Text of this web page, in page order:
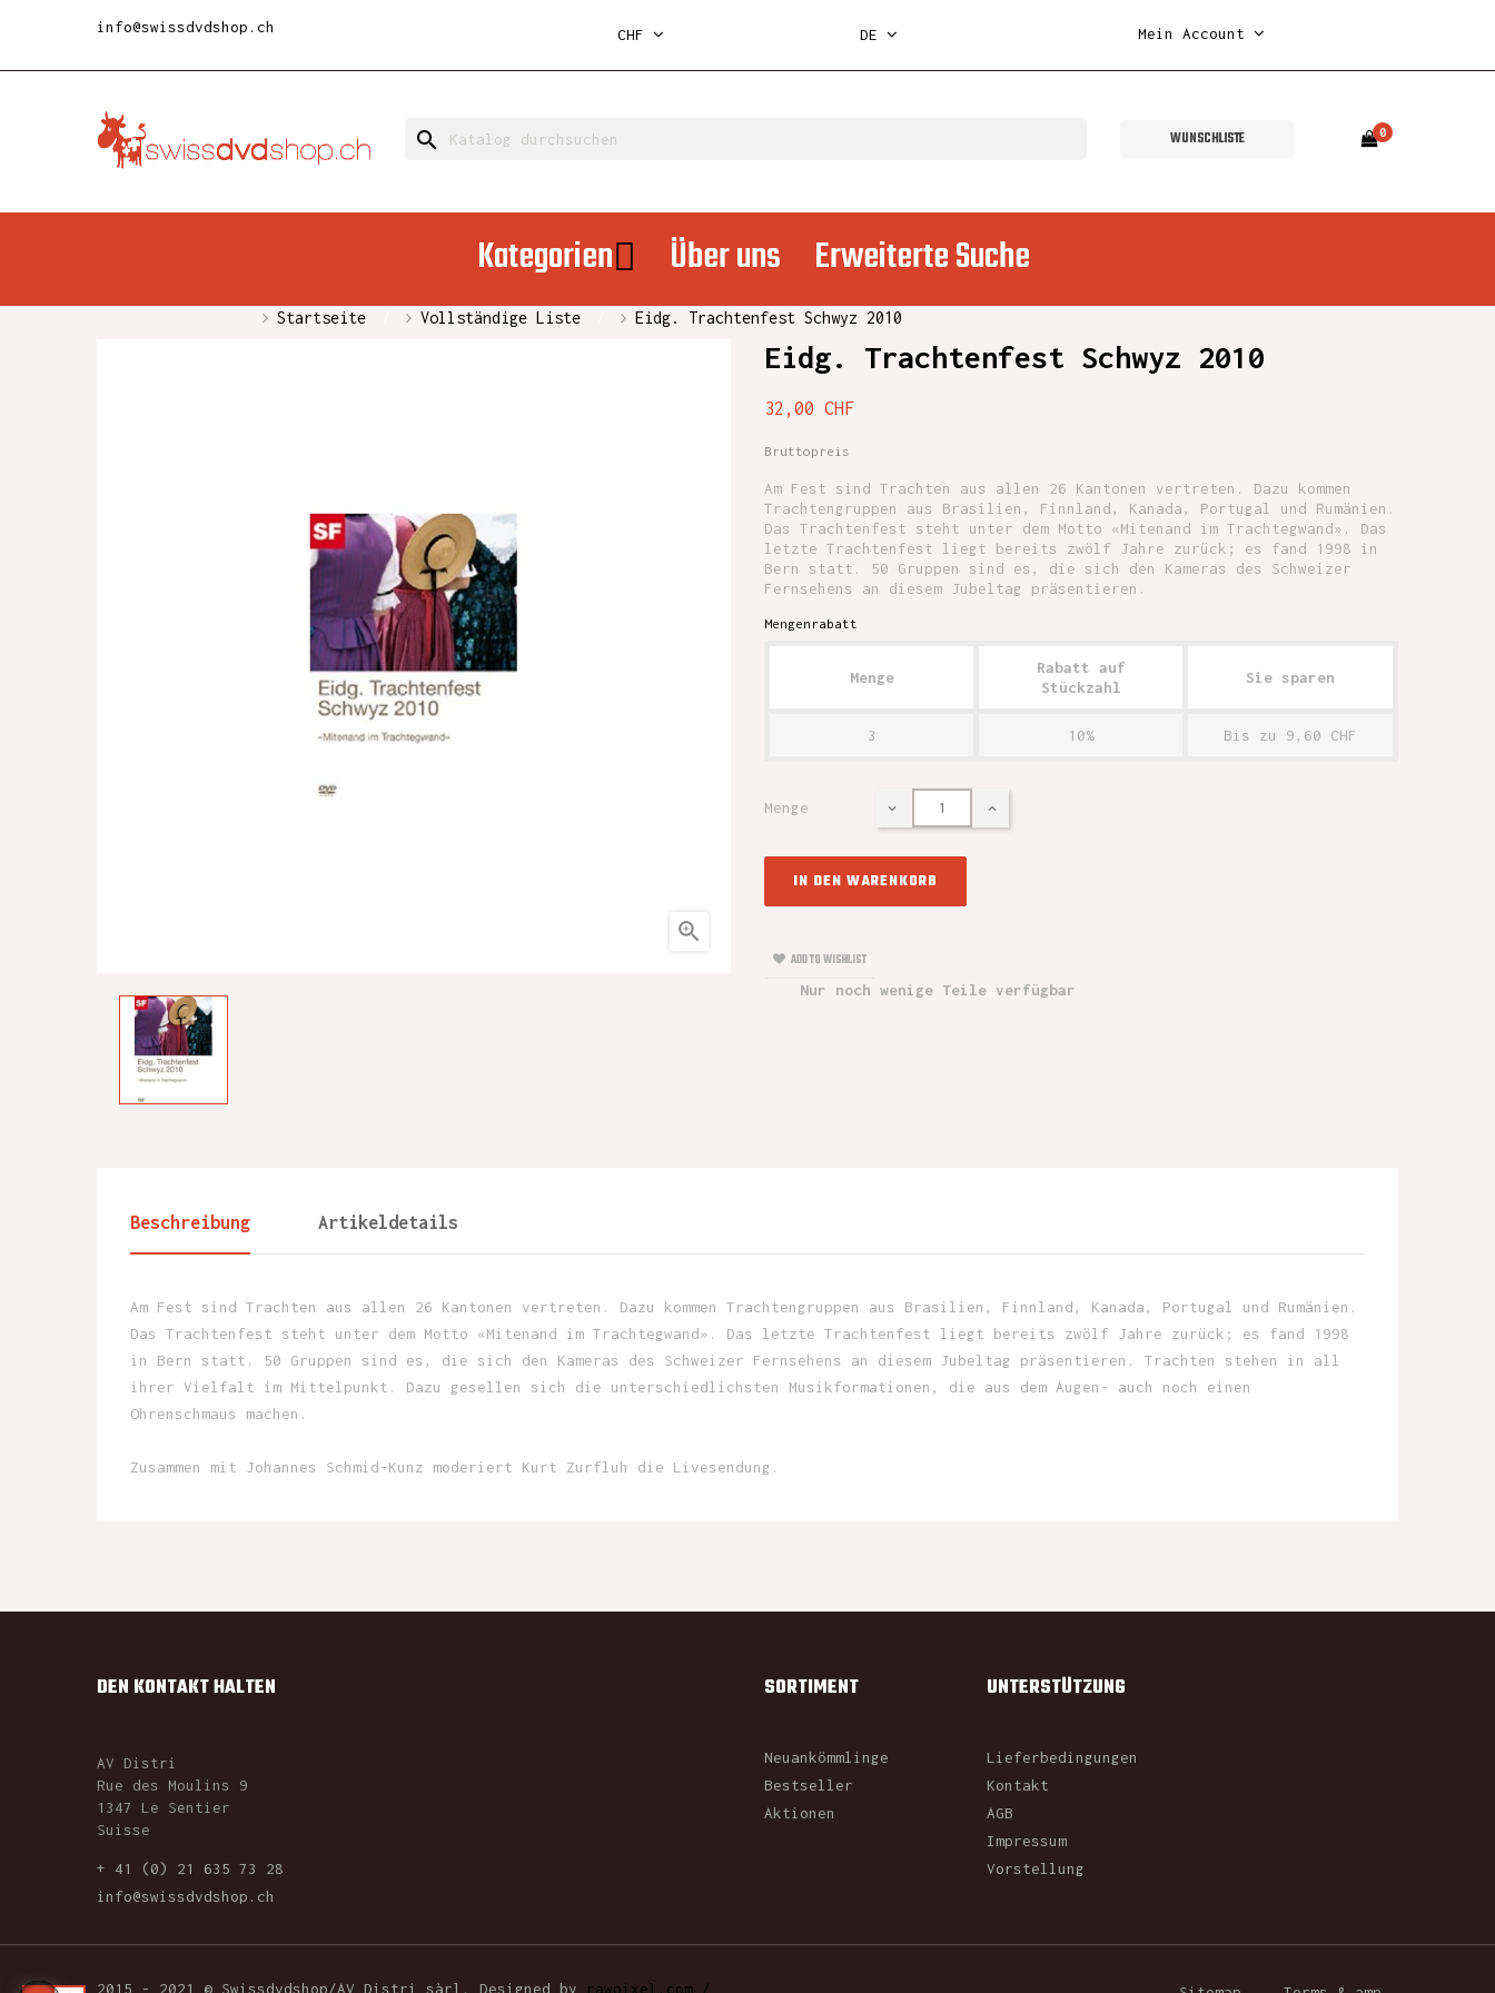
info@swissdvdshop.ch CHF DE Mein Account
search WUNSCHLISTE 0
Kategorien Über uns Erweiterte Suche
Startseite Vollständige Liste Eidg. Trachtenfest Schwyz 2010

Eidg. Trachtenfest Schwyz 2010
32,00 CHF
Bruttopreis
Am Fest sind Trachten aus allen 26 Kantonen vertreten. Dazu kommen
Trachtengruppen aus Brasilien, Finnland, Kanada, Portugal und Rumänien.
Das Trachtenfest steht unter dem Motto «Mitenand im Trachtegwand». Das
letzte Trachtenfest liegt bereits zwölf Jahre zurück; es fand 1998 in
Bern statt. 50 Gruppen sind es, die sich den Kameras des Schweizer
Fernsehens an diesem Jubeltag präsentieren.
Mengenrabatt
Menge
Rabatt auf
Stückzahl
Sie sparen
3 10% Bis zu 9,60 CHF
Menge
IN DEN WARENKORB
ADD TO WISHLIST
Nur noch wenige Teile verfügbar
Beschreibung Artikeldetails
Am Fest sind Trachten aus allen 26 Kantonen vertreten. Dazu kommen Trachtengruppen aus Brasilien, Finnland, Kanada, Portugal und Rumänien.
Das Trachtenfest steht unter dem Motto «Mitenand im Trachtegwand». Das letzte Trachtenfest liegt bereits zwölf Jahre zurück; es fand 1998
in Bern statt. 50 Gruppen sind es, die sich den Kameras des Schweizer Fernsehens an diesem Jubeltag präsentieren. Trachten stehen in all
ihrer Vielfalt im Mittelpunkt. Dazu gesellen sich die unterschiedlichsten Musikformationen, die aus dem Augen- auch noch einen
Ohrenschmaus machen.
Zusammen mit Johannes Schmid-Kunz moderiert Kurt Zurfluh die Livesendung.
DEN KONTAKT HALTEN
AV Distri
Rue des Moulins 9
1347 Le Sentier
Suisse
+ 41 (0) 21 635 73 28
info@swissdvdshop.ch
SORTIMENT
Neuankömmlinge
Bestseller
Aktionen
UNTERSTÜTZUNG
Lieferbedingungen
Kontakt
AGB
Impressum
Vorstellung
2015 - 2021 © Swissdvdshop/AV Distri sàrl. Designed by rawpixel.com /